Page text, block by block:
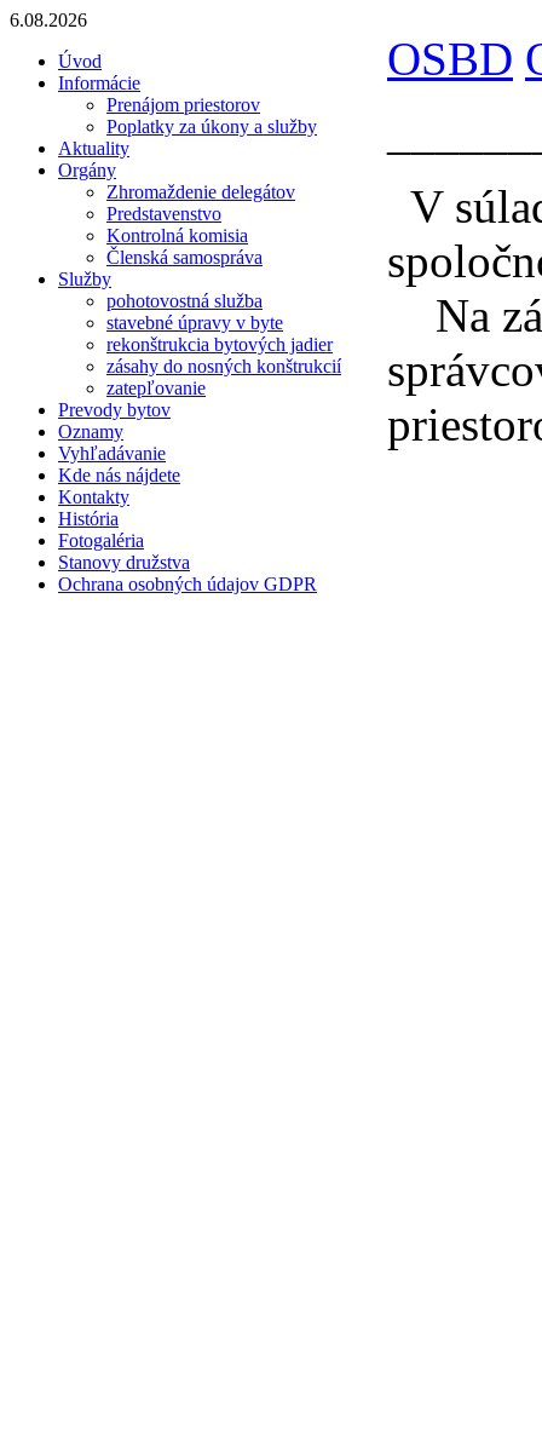
6.08.2026
Úvod
Informácie
Prenájom priestorov
Poplatky za úkony a služby
Aktuality
Orgány
Zhromaždenie delegátov
Predstavenstvo
Kontrolná komisia
Členská samospráva
Služby
pohotovostná služba
stavebné úpravy v byte
rekonštrukcia bytových jadier
zásahy do nosných konštrukcií
zatepľovanie
Prevody bytov
Oznamy
Vyhľadávanie
Kde nás nájdete
Kontakty
História
Fotogaléria
Stanovy družstva
Ochrana osobných údajov GDPR
OSBD
V
Na